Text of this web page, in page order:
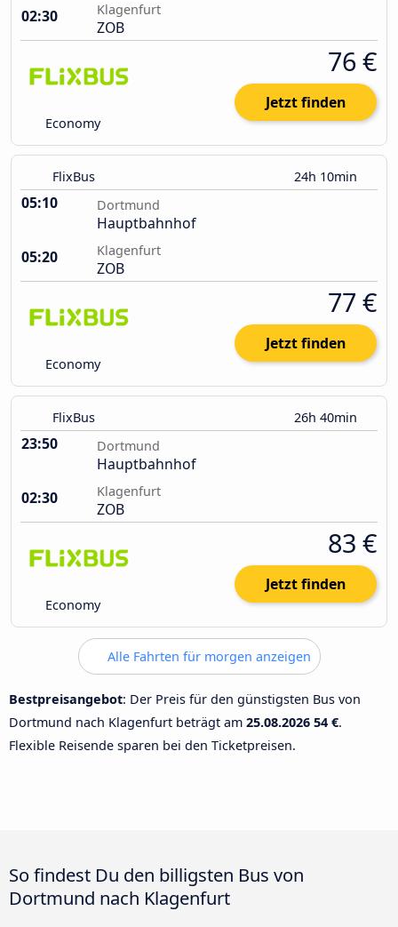
02:30
Klagenfurt
ZOB
Economy
76 €
Jetzt finden
FlixBus 24h 10min
05:10 Dortmund
Hauptbahnhof
05:20
Klagenfurt
ZOB
Economy
77 €
Jetzt finden
FlixBus 26h 40min
23:50 Dortmund
Hauptbahnhof
02:30
Klagenfurt
ZOB
Economy
83 €
Jetzt finden
Alle Fahrten für morgen anzeigen
Bestpreisangebot: Der Preis für den günstigsten Bus von
Dortmund nach Klagenfurt beträgt am 25.08.2026 54 €.
Flexible Reisende sparen bei den Ticketpreisen.
So findest Du den billigsten Bus von
Dortmund nach Klagenfurt